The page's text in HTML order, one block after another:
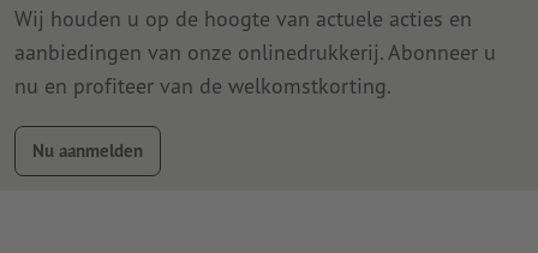
Wij houden u op de hoogte van actuele acties en
aanbiedingen van onze onlinedrukkerij. Abonneer u
nu en profiteer van de welkomstkorting.
Nu aanmelden